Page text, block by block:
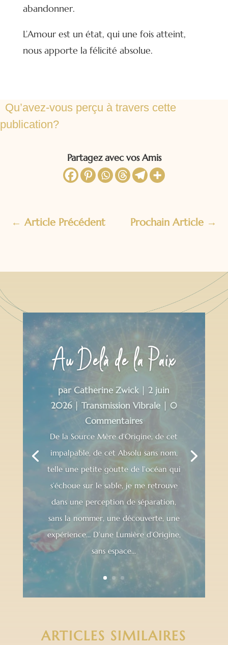
abandonner.
L’Amour est un état, qui une fois atteint,
nous apporte la félicité absolue.
Qu’avez-vous perçu à travers cette
publication?
Partagez avec vos Amis
←Article Précédent Prochain Article→
Au Delà de la Paix
parCatherine Zwick|2 juin
2026| Transmission Vibrale| 0
Commentaires
De la Source Mère d’Origine, de cet
impalpable, de cet Absolu sans nom,
telle une petite goutte de l’océan qui
s’échoue sur le sable, je me retrouve
dans une perception de séparation,
sans la nommer, une découverte, une
expérience… D’une Lumière d’Origine,
sans espace...
ARTICLES SIMILAIRES